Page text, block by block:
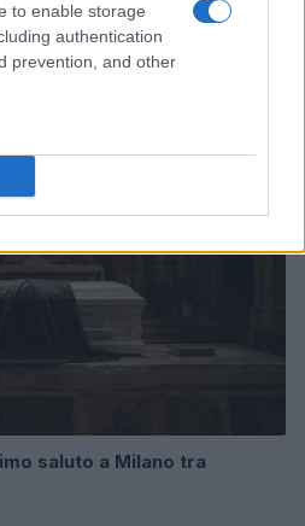
to enable storage
authentication
prevention, and other
polizia locale di Milano: le
saluto a Milano tra